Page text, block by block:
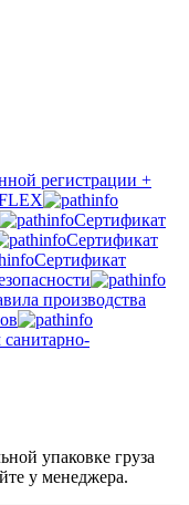
регистрации +
Сертификат
Сертификат
Сертификат
производства
санитарно-
упаковке груза
у менеджера.